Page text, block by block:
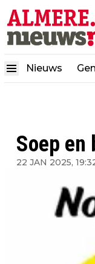
Nieuws
Soep en
22 JAN 2025,